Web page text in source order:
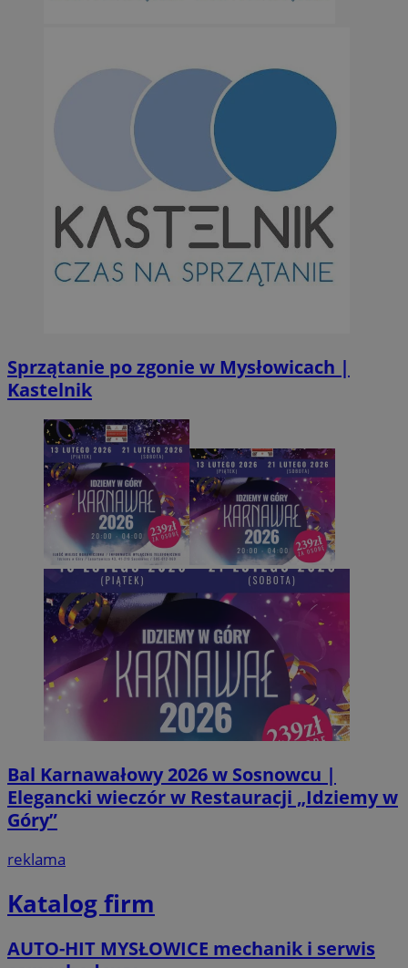
Sprzątanie po zgonie w Mysłowicach |
Kastelnik
Bal Karnawałowy 2026 w Sosnowcu |
Elegancki wieczór w Restauracji „Idziemy w
Góry”
reklama
Katalog firm
AUTO-HIT MYSŁOWICE mechanik i serwis